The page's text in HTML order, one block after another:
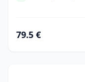
79.5 €